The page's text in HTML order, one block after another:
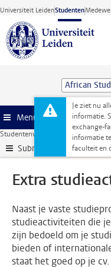
Ga direct naar de inhoud
Universiteit LeidenStudenten
African
Je ziet nu
informatie.
exchange-
informatie
faculteit en
Menu
Studentenwebsite Extra
Submenu
Extra
Naast je vaste
studieactiviteiten die
zijn bedoeld om je
bieden of
staat het goed op je cv.